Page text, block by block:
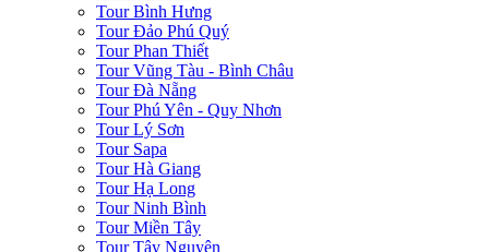
Tour Bình Hưng
Tour Đảo Phú Quý
Tour Phan Thiết
Tour Vũng Tàu - Bình Châu
Tour Đà Nẵng
Tour Phú Yên - Quy Nhơn
Tour Lý Sơn
Tour Sapa
Tour Hà Giang
Tour Hạ Long
Tour Ninh Bình
Tour Miền Tây
Tour Tây Nguyên